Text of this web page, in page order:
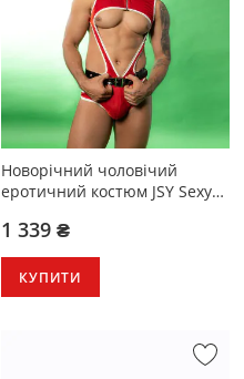
Новорічний чоловічий
еротичний костюм JSY Sexy
One Size
1 339 ₴
КУПИТИ